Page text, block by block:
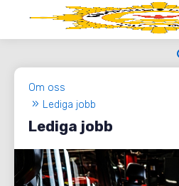
Om oss
Lediga jobb
Lediga jobb